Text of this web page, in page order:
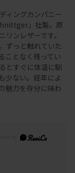
ィングカンパニー
」社製。原
ンレザーです。
ずっと触れていた
ことなく残ってい
とすぐに体温に馴
少ない。経年によ
魅力を存分に味わ